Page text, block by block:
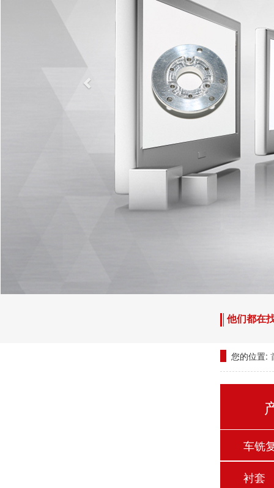
他们都在
您的位置:
车铣
衬套